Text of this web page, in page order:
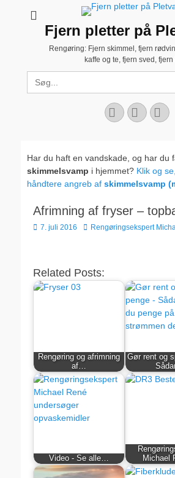
Fjern pletter på
Rengøring: Fjern skimmel, fjern
kaffe og te, fjern sved, fjern
Search
for:
Facebook
YouTube
Har du haft en vandskade, og har du
skimmelsvamp i hjemmet? Klik og
håndtere angreb af skimmelsvamp
Afrimning af fryser –
Udgivet
7. juli 2016 Forfatter
Rengøringsekspert
Related Posts:
Rengøring og afrimning
af…
Gør rent og
Video - Se alle…
Michael